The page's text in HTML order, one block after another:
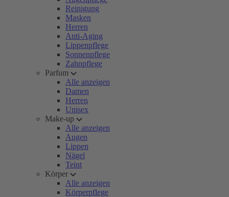
Reinigung
Masken
Herren
Anti-Aging
Lippenpflege
Sonnenpflege
Zahnpflege
Parfum
Alle anzeigen
Damen
Herren
Unisex
Make-up
Alle anzeigen
Augen
Lippen
Nägel
Teint
Körper
Alle anzeigen
Körperpflege